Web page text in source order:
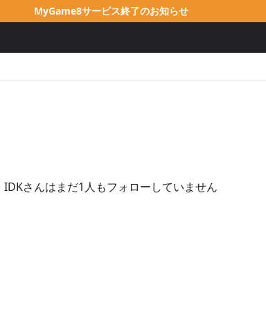
MyGame8サービス終了のお知らせ
IDKさんはまだ1人もフォローしていません